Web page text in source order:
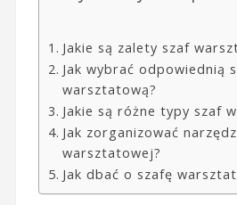
Jakie są zalety szaf
Jak wybrać odpowiednią
warsztatową?
Jakie są różne typy szaf
Jak zorganizować
warsztatowej?
Jak dbać o szafę